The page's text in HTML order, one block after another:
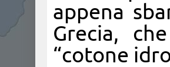
appena
Grecia,
“cotone